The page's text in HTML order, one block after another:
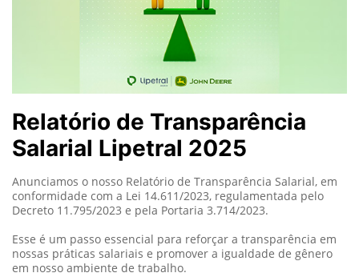
Relatório de Transparência
Salarial Lipetral 2025
Anunciamos o nosso Relatório de Transparência Salarial, em
conformidade com a Lei 14.611/2023, regulamentada pelo
Decreto 11.795/2023 e pela Portaria 3.714/2023.
Esse é um passo essencial para reforçar a transparência em
nossas práticas salariais e promover a igualdade de gênero
em nosso ambiente de trabalho.